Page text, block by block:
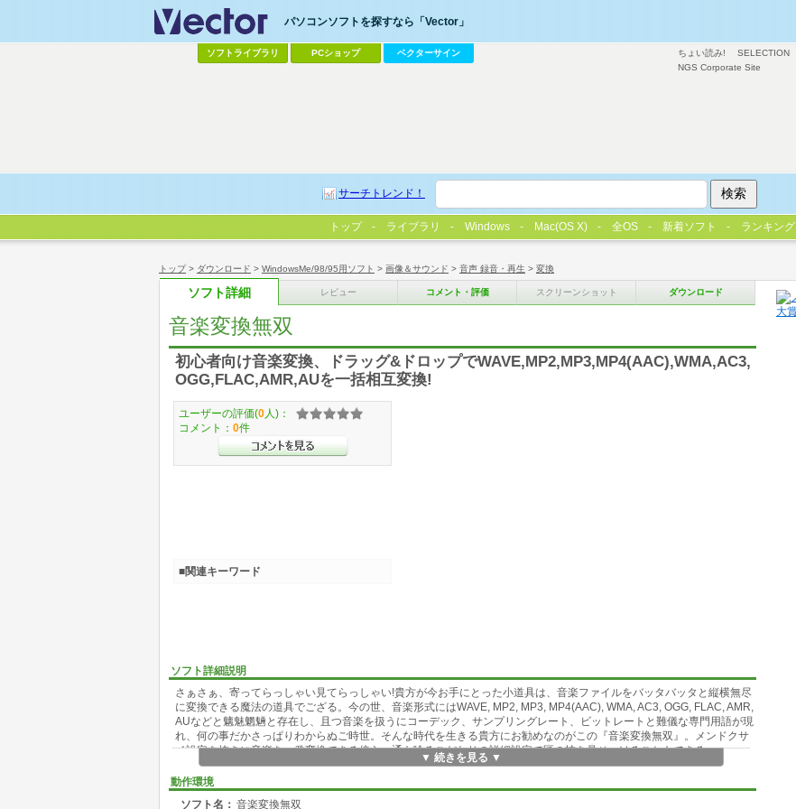
トップ> ダウンロード > WindowsMe/98/95用ソフト > 画像＆サウンド > 音声 録音・再生 > 変換
ソフト詳細 レビュー コメント・評価 スクリーンショット ダウンロード
音楽変換無双
初心者向け音楽変換、ドラッグ&ドロップでWAVE,MP2,MP3,MP4(AAC),WMA,AC3,
OGG,FLAC,AMR,AUを一括相互変換!
ソフト詳細説明
さぁさぁ、寄ってらっしゃい見てらっしゃい!貴方が今お手にとった小道具は、音楽ファイルをバッタバッタと縦横無尽
に変換できる魔法の道具でござる。今の世、音楽形式にはWAVE, MP2, MP3, MP4(AAC), WMA, AC3, OGG, FLAC, AMR,
AUなどと魑魅魍魎と存在し、且つ音楽を扱うにコーデック、サンプリングレート、ビットレートと難儀な専門用語が現
れ、何の事だかさっぱりわからぬご時世。そんな時代を生きる貴方にお勧めなのがこの『音楽変換無双』。メンドクサ
イ設定を抜きに音楽を一発変換できる傍ら、通も唸るこだわりの詳細設定で匠の技を見せつけることもできる。
人生いろいろ、音楽もいろいろ、変換もいろいろ。お気に召すかどうかは貴方次第。
【 特徴 】
▼ 続きを見る ▼
動作環境
ソフト名： 音楽変換無双
ユーザーの評価(0 人)：
コメント： 0件
■関連キーワード
ちょい読み! SELECTION
NGS Corporate Site
パソコンソフトを探すなら「Vector」
ソフトライブラリ PCショップ ベクターサイン
サーチトレンド！
トップ ライブラリ Windows Mac(OS X) 全OS 新着ソフト ランキング